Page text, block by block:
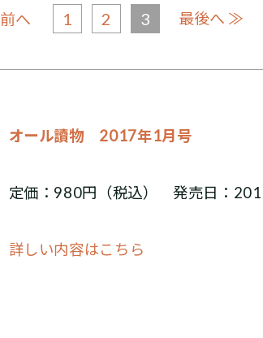
前へ 1 2 3 最後へ ≫
オール讀物 2017年1月号
定価：980円（税込） 発売日：
詳しい内容はこちら